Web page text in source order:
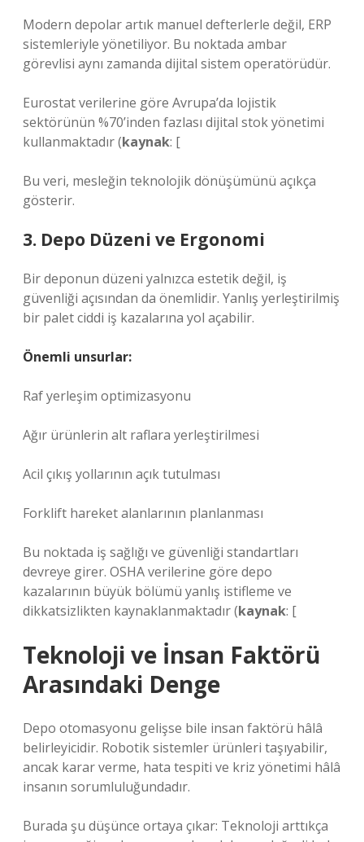
Modern depolar artık manuel defterlerle değil, ERP
sistemleriyle yönetiliyor. Bu noktada ambar
görevlisi aynı zamanda dijital sistem operatörüdür.
Eurostat verilerine göre Avrupa’da lojistik
sektörünün %70’inden fazlası dijital stok yönetimi
kullanmaktadır (kaynak: [
Bu veri, mesleğin teknolojik dönüşümünü açıkça
gösterir.
3. Depo Düzeni ve Ergonomi
Bir deponun düzeni yalnızca estetik değil, iş
güvenliği açısından da önemlidir. Yanlış yerleştirilmiş
bir palet ciddi iş kazalarına yol açabilir.
Önemli unsurlar:
Raf yerleşim optimizasyonu
Ağır ürünlerin alt raflara yerleştirilmesi
Acil çıkış yollarının açık tutulması
Forklift hareket alanlarının planlanması
Bu noktada iş sağlığı ve güvenliği standartları
devreye girer. OSHA verilerine göre depo
kazalarının büyük bölümü yanlış istifleme ve
dikkatsizlikten kaynaklanmaktadır (kaynak: [
Teknoloji ve İnsan Faktörü
Arasındaki Denge
Depo otomasyonu gelişse bile insan faktörü hâlâ
belirleyicidir. Robotik sistemler ürünleri taşıyabilir,
ancak karar verme, hata tespiti ve kriz yönetimi hâlâ
insanın sorumluluğundadır.
Burada şu düşünce ortaya çıkar: Teknoloji arttıkça